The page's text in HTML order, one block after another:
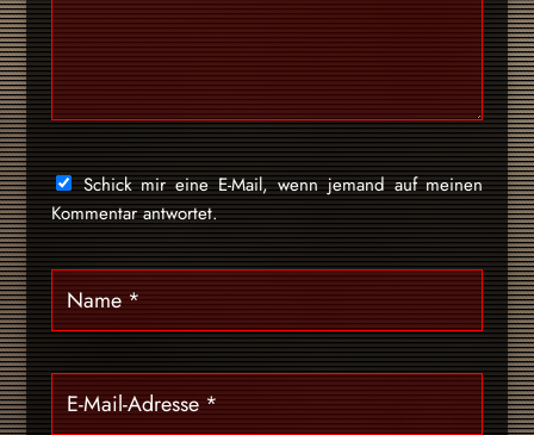
Schick mir eine E-Mail, wenn jemand auf meinen
Kommentar antwortet.